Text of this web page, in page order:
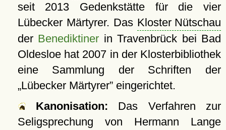
seit 2013 Gedenkstätte für die vier
Lübecker Märtyrer. Das Kloster Nütschau
der Benediktiner in Travenbrück bei Bad
Oldesloe hat 2007 in der Klosterbibliothek
eine Sammlung der Schriften der
Lübecker Märtyrer eingerichtet.
Kanonisation: Das Verfahren zur
Seligsprechung von Hermann Lange